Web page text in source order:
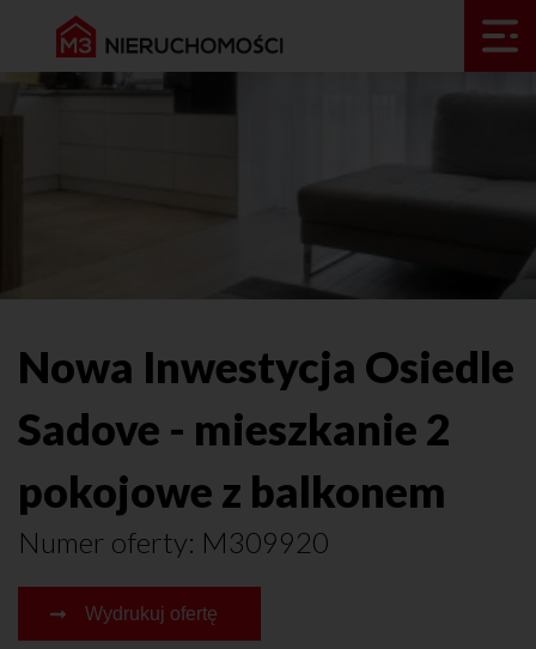
Nowa Inwestycja Osiedle
Sadove - mieszkanie 2
pokojowe z balkonem
Numer oferty: M309920
Wydrukuj ofertę